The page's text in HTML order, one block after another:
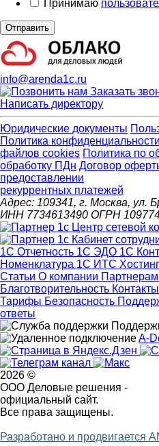
Принимаю
Отправить
info@arenda1c.ru
Заказать
Написать директору
Юридические документы
Политика конфиденциальности
файлов cookies Политика по
обработку ПДн Договор
предоставлении
рекуррентных платежей
Адрес: 109341, г. Москва, ул.
ИНН 7734613490 ОГРН
1С Отчетность 1С ЭДО 1С
Номенклатура 1С ИТС
Статьи О компании Партнерам
Благотворительность Контакты
Тарифы Безопасность
ответы
A-
2026 ©
ООО Деловые решения -
официальный сайт.
Все права защищены.
Разработано и продвигается